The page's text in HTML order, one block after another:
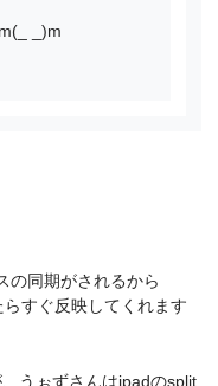
_)m
の同期がされるから
すぐ反映してくれます
うぉずさんはipadのsplit